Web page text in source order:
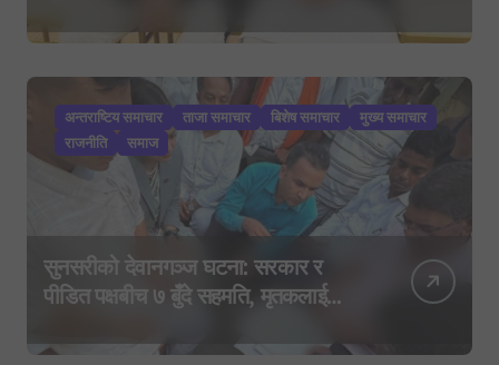
यात्राको घोषणा तयारी!
अन्तराष्टिय समाचार ताजा समाचार बिशेष समाचार
मुख्य समाचार
राजनीति
समाज
सुनसरीको देवानगञ्ज घटना: सरकार र
पीडित पक्षबीच ७ बुँदे सहमति, मृतकलाई